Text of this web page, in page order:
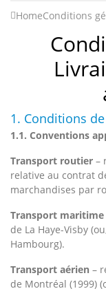
HomeConditions
1. Conditions
1.1. Conventions
Transport routier –
relative au contrat
marchandises par
Transport maritime
de La Haye-Visby
Hambourg).
Transport aérien –
de Montréal (1999)